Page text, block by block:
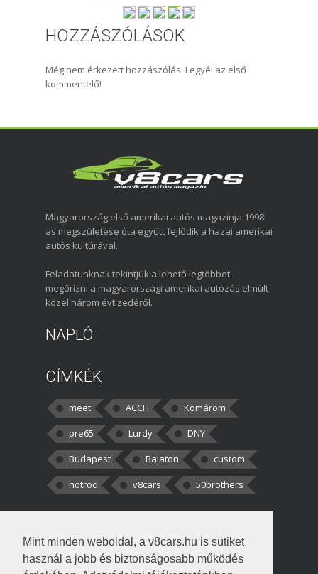
Mint minden weboldal, a v8cars.hu is sütiket
használ a jobb és biztonságosabb működés
HOZZÁSZÓLÁSOK
Még nem érkezett hozzászólás. Legyél az első
kommentelő!
Magyarország első amerikai autós magazinja 1998-
as megszületése óta együtt fejlődik a hazai amerikai
autós kultúrával.
Feladatunknak tekintjük a lehető legtöbbet
megőrizni a magyarországi amerikai autózás elmúlt
közel három évtizedéről.
NAPLÓ
CÍMKÉK
meet ACCH
Komárom
pre65
Lurdy
DNY
Budapest
Balaton
custom
hotrod
v8cars 50brothers
kortisz:Elszúrtam! Én csak két
darabbaal számoltam. Nem tudtam, hogy fél autót,